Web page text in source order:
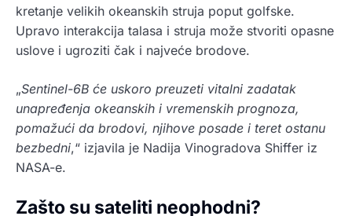
kretanje velikih okeanskih struja poput golfske.
Upravo interakcija talasa i struja može stvoriti opasne
uslove i ugroziti čak i najveće brodove.
„Sentinel-6B će uskoro preuzeti vitalni zadatak
unapređenja okeanskih i vremenskih prognoza,
pomažući da brodovi, njihove posade i teret ostanu
bezbedni,“ izjavila je Nadija Vinogradova Shiffer iz
NASA-e.
Zašto su sateliti neophodni?